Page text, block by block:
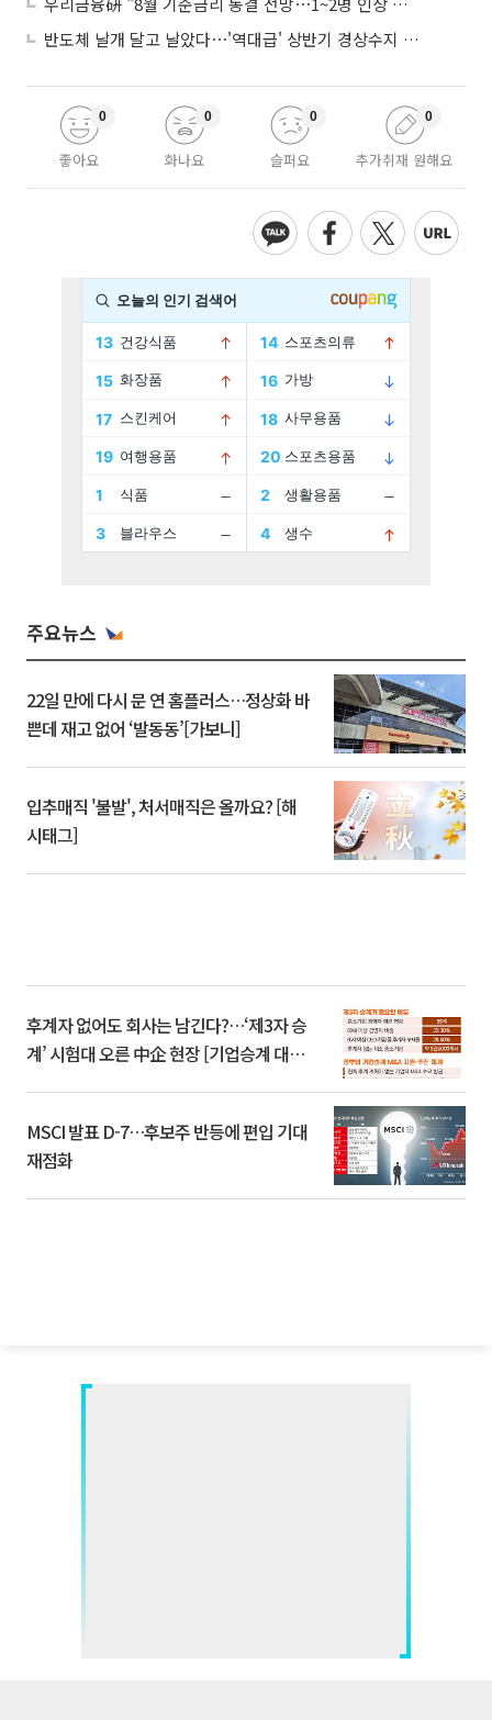
반도체 날개 달고 날았다⋯'역대급' 상반기 경상수지 흑자 2000억달러 육박
좋아요
0
화나요
0
슬퍼요
0
추가취재 원해요
0
주요뉴스
22일 만에 다시 문 연 홈플러스…정상화 바
쁜데 재고 없어 ‘발동동’[가보니]
입추매직 '불발', 처서매직은 올까요? [해
시태그]
후계자 없어도 회사는 남긴다?…‘제3자 승
계’ 시험대 오른 中企 현장 [기업승계 대전
MSCI 발표 D-7…후보주 반등에 편입 기대
재점화